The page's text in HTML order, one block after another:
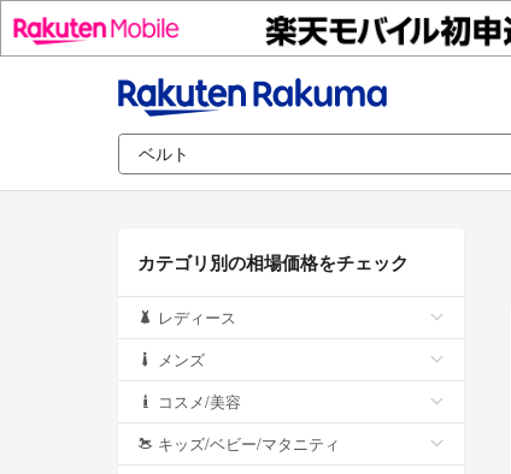
カテゴリ別の相場価格をチェック
レディース
メンズ
コスメ/美容
キッズ/ベビー/マタニティ